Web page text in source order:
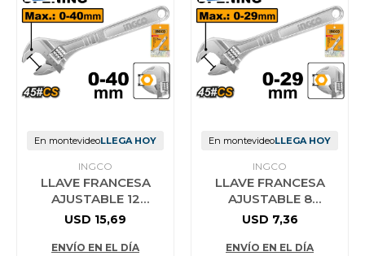
En montevideoLLEGA HOY
INGCO
LLAVE FRANCESA
AJUSTABLE 12
´´(30CM) INGCO
A 35MM
USD 15,69
ENVÍO EN EL DÍA
En montevideoLLEGA HOY
INGCO
LLAVE FRANCESA
AJUSTABLE 8
´´(20CM) INGCO
24MM
USD 7,36
ENVÍO EN EL DÍA